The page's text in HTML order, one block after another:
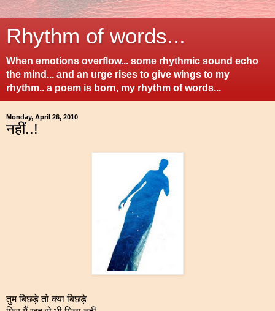
Rhythm of words...
When emotions overflow... some rhythmic sound echo
the mind... and an urge rises to give wings to my
rhythm.. a poem is born, my rhythm of words...
Monday, April 26, 2010
नहीं..!
तुम बिछड़े तो क्या बिछड़े